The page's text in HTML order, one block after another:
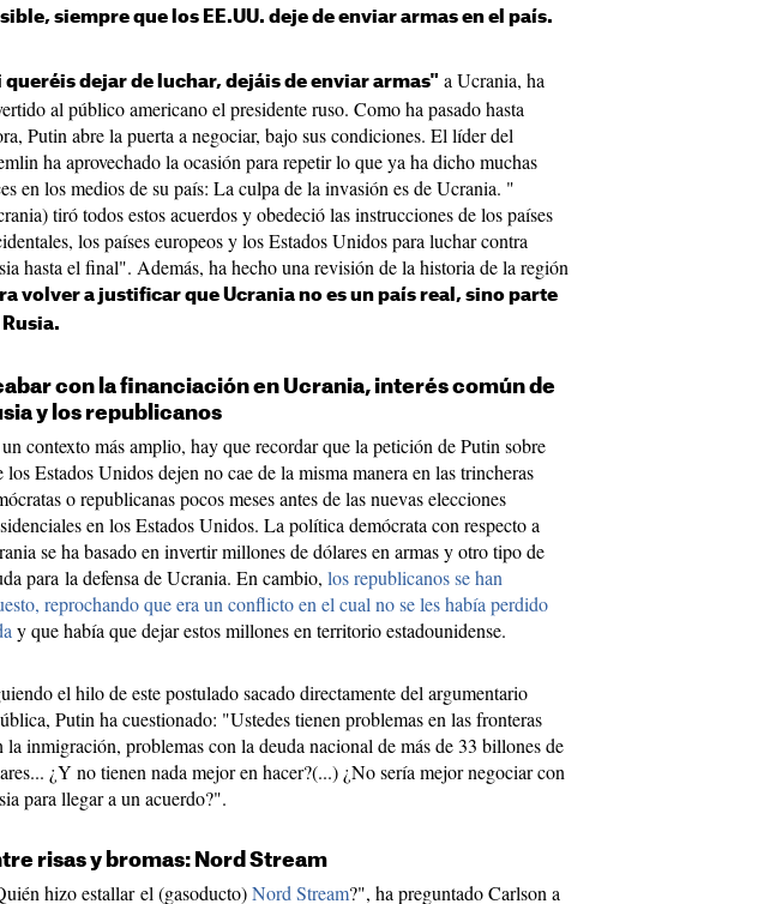
siempre que los EE.UU. deje de enviar armas en el país.
queréis dejar de luchar, dejáis de enviar armas" a Ucrania, ha
al público americano el presidente ruso. Como ha pasado hasta
Putin abre la puerta a negociar, bajo sus condiciones. El líder del
ha aprovechado la ocasión para repetir lo que ya ha dicho muchas
en los medios de su país: La culpa de la invasión es de Ucrania. "
tiró todos estos acuerdos y obedeció las instrucciones de los países
los países europeos y los Estados Unidos para luchar contra
hasta el final". Además, ha hecho una revisión de la historia de la región
volver a justificar que Ucrania no es un país real, sino parte
Rusia.
con la financiación en Ucrania, interés común de
y los republicanos
contexto más amplio, hay que recordar que la petición de Putin sobre
los Estados Unidos dejen no cae de la misma manera en las trincheras
o republicanas pocos meses antes de las nuevas elecciones
en los Estados Unidos. La política demócrata con respecto a
se ha basado en invertir millones de dólares en armas y otro tipo de
para la defensa de Ucrania. En cambio, los republicanos se han
reprochando que era un conflicto en el cual no se les había perdido
y que había que dejar estos millones en territorio estadounidense.
el hilo de este postulado sacado directamente del argumentario
Putin ha cuestionado: "Ustedes tienen problemas en las fronteras
la inmigración, problemas con la deuda nacional de más de 33 billones de
¿Y no tienen nada mejor en hacer?(...) ¿No sería mejor negociar con
para llegar a un acuerdo?".
risas y bromas: Nord Stream
hizo estallar el (gasoducto)Nord Stream?", ha preguntado Carlson a